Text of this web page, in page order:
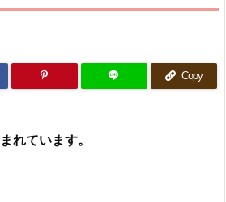
Copy
れています。